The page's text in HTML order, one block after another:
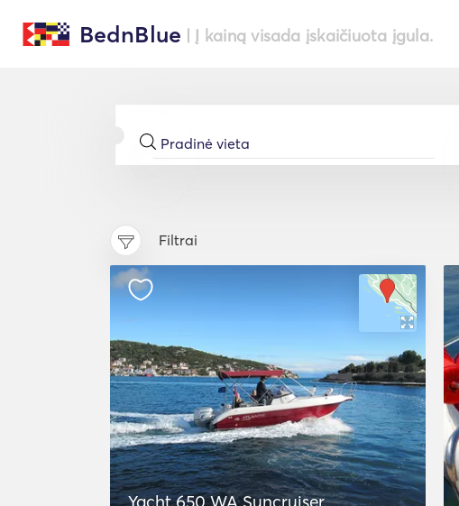
BednBlue | Į kainą visada įskaičiuota įgula.
Filtrai
Yacht 650 WA Suncruiser